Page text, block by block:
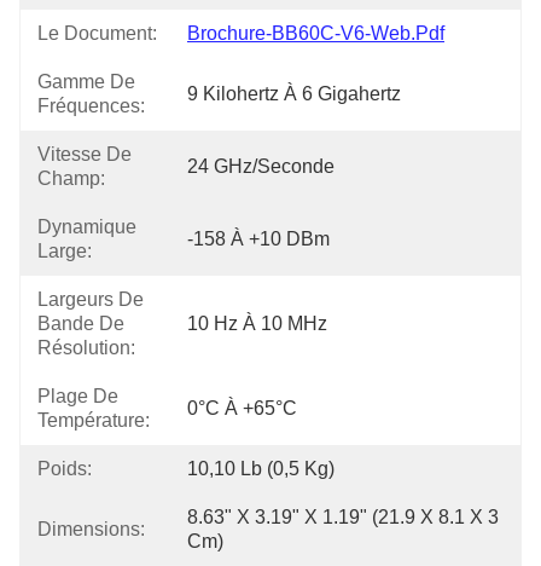
Le Document: Brochure-BB60C-V6-Web.pdf
Gamme De
Fréquences:
9 Kilohertz À 6 Gigahertz
Vitesse De
Champ:
24 GHz/seconde
Dynamique
Large:
-158 À +10 DBm
Largeurs De
Bande De
Résolution:
10 Hz À 10 MHz
Plage De
Température:
0°C À +65°C
Poids: 10,10 Lb (0,5 Kg)
Dimensions:
8.63" X 3.19" X 1.19" (21.9 X 8.1 X 3
Cm)